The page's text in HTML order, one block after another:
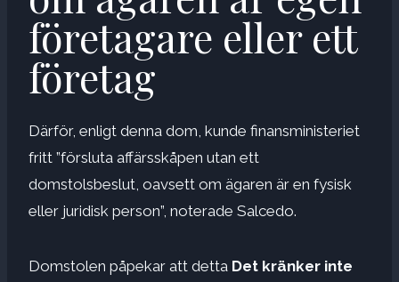
företagare eller ett
företag
Därför, enligt denna dom, kunde finansministeriet
fritt ”försluta affärsskåpen utan ett
domstolsbeslut, oavsett om ägaren är en fysisk
eller juridisk person”, noterade Salcedo.
Domstolen påpekar att detta Det kränker inte